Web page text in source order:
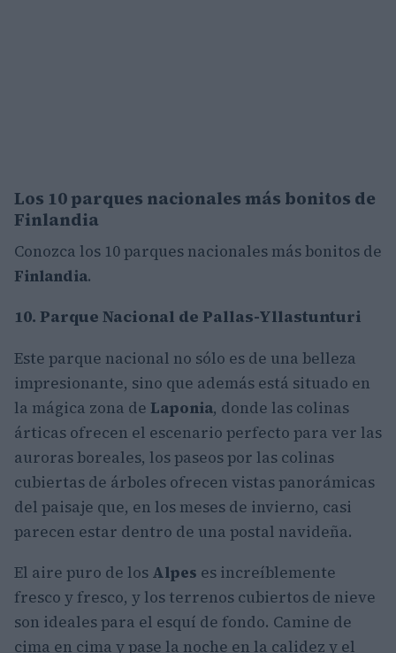
Los 10 parques nacionales más bonitos de
Finlandia
Conozca los 10 parques nacionales más bonitos de
Finlandia.
10. Parque Nacional de Pallas-Yllastunturi
Este parque nacional no sólo es de una belleza
impresionante, sino que además está situado en
la mágica zona de Laponia, donde las colinas
árticas ofrecen el escenario perfecto para ver las
auroras boreales, los paseos por las colinas
cubiertas de árboles ofrecen vistas panorámicas
del paisaje que, en los meses de invierno, casi
parecen estar dentro de una postal navideña.
El aire puro de los Alpes es increíblemente
fresco y fresco, y los terrenos cubiertos de nieve
son ideales para el esquí de fondo. Camine de
cima en cima y pase la noche en la calidez y el